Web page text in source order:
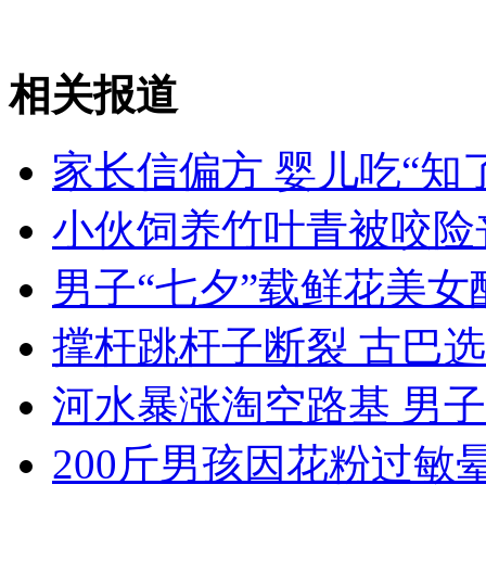
安徽一实载49人客车翻车
走！跟着总书记去植树
消防员救轻生者 花炮节热闹非凡 减压"枕头大战"
纽约上演“枕头大战”
司机酒驾遇交警 急速倒车逃窜
相关报道
家长信偏方 婴儿吃“知
小伙饲养竹叶青被咬
男子“七夕”载鲜花美女
撑杆跳杆子断裂 古巴
河水暴涨淘空路基 男
200斤男孩因花粉过敏